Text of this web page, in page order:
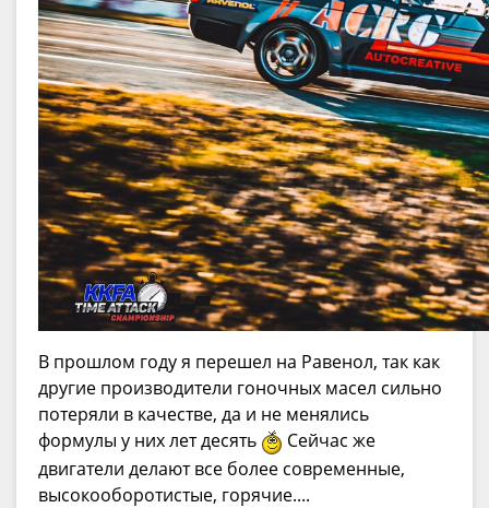
В прошлом году я перешел на Равенол, так как
другие производители гоночных масел сильно
потеряли в качестве, да и не менялись
формулы у них лет десять
Сейчас же
двигатели делают все более современные,
высокооборотистые, горячие....